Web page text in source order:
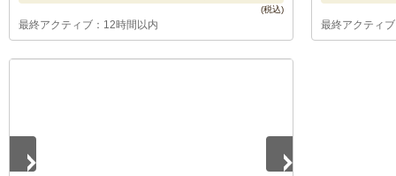
最終アクティブ：12時間以内 最終アクティ